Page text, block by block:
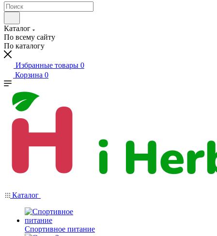
Каталог
По всему сайту
По каталогу
Избранные товары 0
Корзина 0
Каталог
Спортивное питание